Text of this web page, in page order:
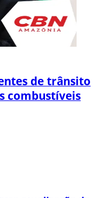
de trânsito
combustíveis